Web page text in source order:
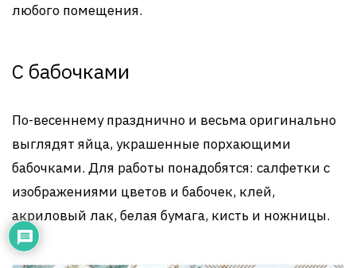
любого помещения.
С бабочками
По-весеннему празднично и весьма оригинально
выглядят яйца, украшенные порхающими
бабочками. Для работы понадобятся: салфетки с
изображениями цветов и бабочек, клей,
акриловый лак, белая бумага, кисть и ножницы.